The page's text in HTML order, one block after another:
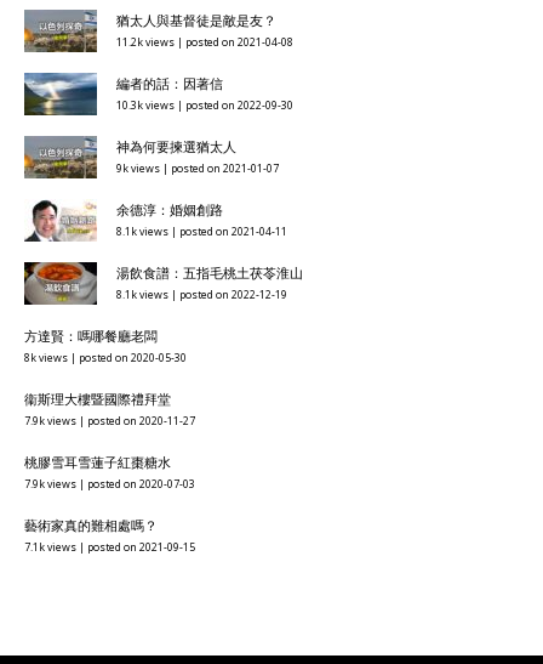
猶太人與基督徒是敵是友？
11.2k views | posted on 2021-04-08
編者的話：因著信
10.3k views | posted on 2022-09-30
神為何要揀選猶太人
9k views | posted on 2021-01-07
余德淳：婚姻創路
8.1k views | posted on 2021-04-11
湯飲食譜：五指毛桃土茯苓淮山
8.1k views | posted on 2022-12-19
方達賢：嗎哪餐廳老闆
8k views | posted on 2020-05-30
衞斯理大樓暨國際禮拜堂
7.9k views | posted on 2020-11-27
桃膠雪耳雪蓮子紅棗糖水
7.9k views | posted on 2020-07-03
藝術家真的難相處嗎？
7.1k views | posted on 2021-09-15